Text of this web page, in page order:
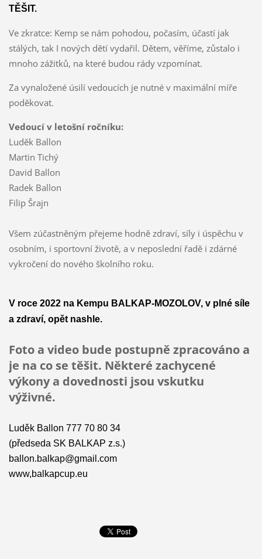
TĚŠIT.
Ve zkratce: Kemp se nám pohodou, počasím, účastí jak
stálých, tak I nových dětí vydařil. Dětem, věříme, zůstalo i
mnoho zážitků, na které budou rády vzpomínat.
Za vynaložené úsilí vedoucích je nutné v maximální míře
poděkovat.
Vedoucí v letošní ročníku:
Luděk Ballon
Martin Tichý
David Ballon
Radek Ballon
Filip Šrajn
Všem zúčastněným přejeme hodně zdraví, síly i úspěchu v
osobním, i sportovní životě, a v neposlední řadě i zdárné
vykročení do nového školního roku.
V roce 2022 na Kempu BALKAP-MOZOLOV, v plné síle
a zdraví, opět nashle.
Foto a video bude postupně zpracováno a
je na co se těšit. Některé zachycené
výkony a dovednosti jsou vskutku
výživné.
Luděk Ballon 777 70 80 34
(předseda SK BALKAP z.s.)
ballon.balkap@gmail.com
www,balkapcup.eu